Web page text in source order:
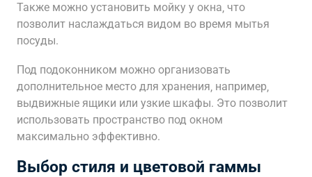
Также можно установить мойку у окна‚ что
позволит наслаждаться видом во время мытья
посуды.
Под подоконником можно организовать
дополнительное место для хранения‚ например‚
выдвижные ящики или узкие шкафы. Это позволит
использовать пространство под окном
максимально эффективно.
Выбор стиля и цветовой гаммы